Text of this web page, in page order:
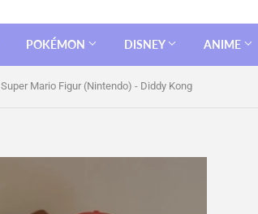
POKÉMON DISNEY ANIME
Super Mario Figur (Nintendo) - Diddy Kong